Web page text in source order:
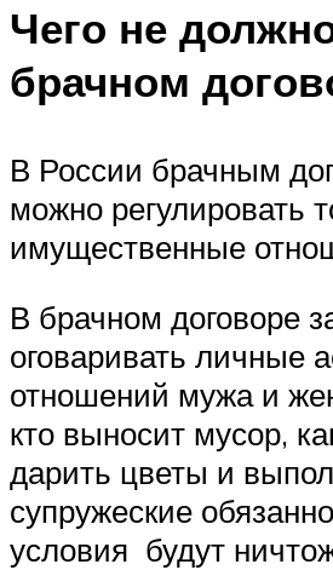
Чего не
брачном
В России брачным
можно регулировать
имущественные
В брачном договоре
оговаривать личные
отношений мужа и
кто выносит мусор,
дарить цветы и
супружеские
условия будут